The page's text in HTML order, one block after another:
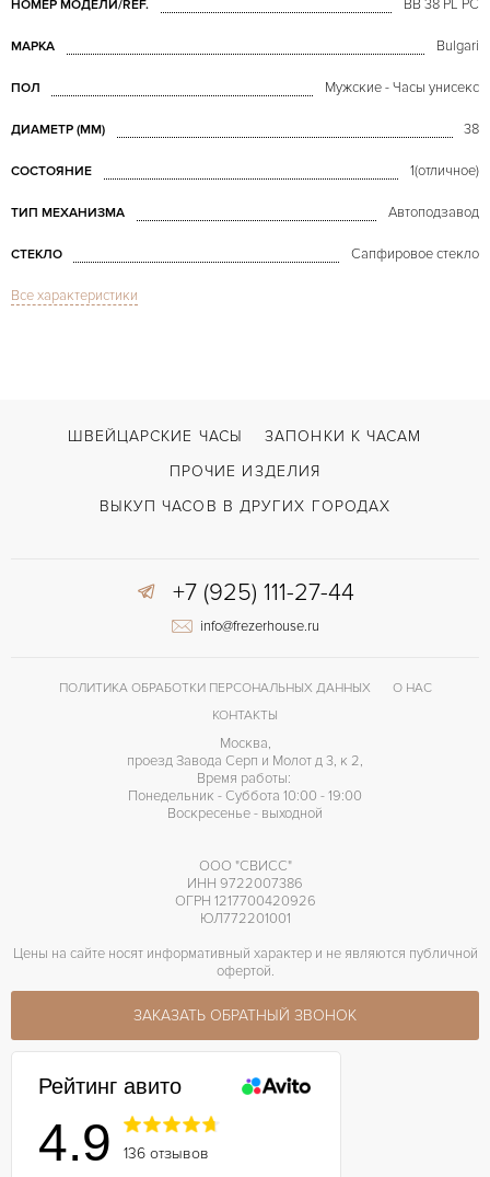
НОМЕР МОДЕЛИ/REF. BB 38 PL PC
МАРКА Bulgari
ПОЛ Мужские - Часы унисекс
ДИАМЕТР (MM) 38
СОСТОЯНИЕ 1(отличное)
ТИП МЕХАНИЗМА Автоподзавод
СТЕКЛО Сапфировое стекло
ФУНКЦИИ
Двойной сложности застежка
Все характеристики
ШВЕЙЦАРСКИЕ ЧАСЫ
ЗАПОНКИ К ЧАСАМ
ПРОЧИЕ ИЗДЕЛИЯ
ВЫКУП ЧАСОВ В ДРУГИХ ГОРОДАХ
+7 (925) 111-27-44
info@frezerhouse.ru
ПОЛИТИКА ОБРАБОТКИ ПЕРСОНАЛЬНЫХ ДАННЫХ
О НАС
КОНТАКТЫ
Москва,
проезд Завода Серп и Молот д 3, к 2,
Время работы:
Понедельник - Суббота 10:00 - 19:00
Воскресенье - выходной
ООО "СВИСС"
ИНН 9722007386
ОГРН 1217700420926
ЮЛ772201001
Цены на сайте носят информативный характер и не являются публичной
офертой.
ЗАКАЗАТЬ ОБРАТНЫЙ ЗВОНОК
Рейтинг авито
4.9 136 отзывов